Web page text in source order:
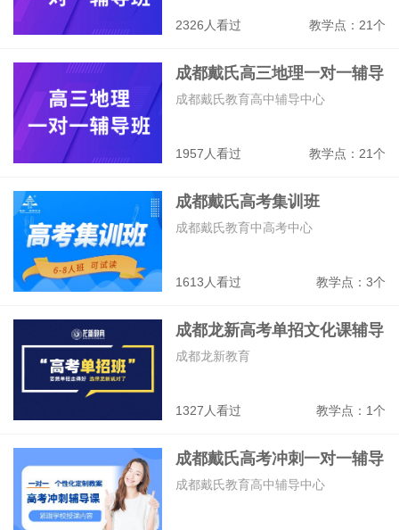
2326人看过 教学点：21个
成都戴氏高三地理一对一辅导
班
1957人看过 教学点：21个
成都戴氏教育高中辅导中心
成都戴氏高考集训班
1613人看过 教学点：3个
成都戴氏教育中高考中心
成都龙新高考单招文化课辅导
班
1327人看过 教学点：1个
成都龙新教育
成都戴氏高考冲刺一对一辅导
班
成都戴氏教育高中辅导中心